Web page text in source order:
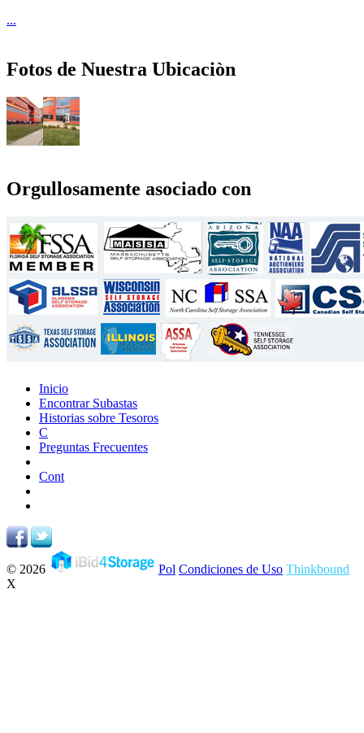
...
Fotos de Nuestra Ubicaciòn
Orgullosamente asociado con
Inicio
Encontrar Subastas
Historias sobre Tesoros
C
Preguntas Frecuentes
Cont
© 2026 Pol Condiciones de Uso Thinkbound
X